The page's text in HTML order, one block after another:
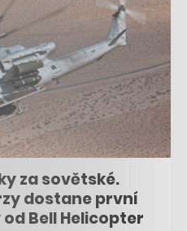
za sovětské.
dostane první
Bell Helicopter